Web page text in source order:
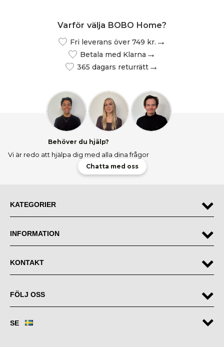
Varför välja BOBO Home?
Fri leverans över 749 kr.
Betala med Klarna
365 dagars returrätt
Behöver du hjälp?
Vi är redo att hjälpa dig med alla dina frågor
Chatta med oss
KATEGORIER
INFORMATION
KONTAKT
FÖLJ OSS
SE